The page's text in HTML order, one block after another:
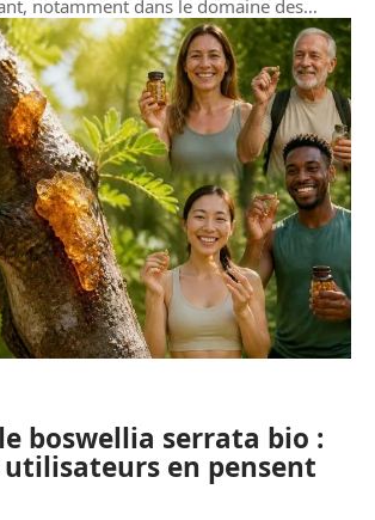
notamment dans le domaine des…
boswellia serrata bio :
utilisateurs en pensent